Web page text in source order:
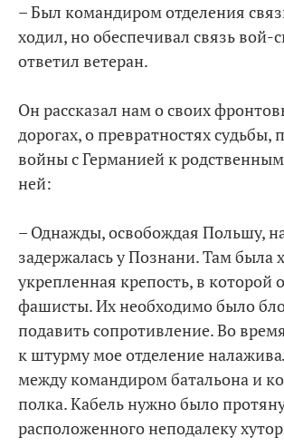
– Был командиром отделения
ходил, но обеспечивал связь вой-
ответил ветеран.
Он рассказал нам о своих
дорогах, о превратностях судьбы,
войны с Германией к
ней:
– Однажды, освобождая Польшу,
задержалась у Познани. Там была
укрепленная крепость, в которой
фашисты. Их необходимо было
подавить сопротивление. Во
к штурму мое отделение
между командиром батальона и
полка. Кабель нужно было
расположенного неподалеку